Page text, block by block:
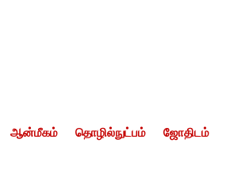
ஆன்மீகம் தொழில்நுட்பம் ஜோதிடம்